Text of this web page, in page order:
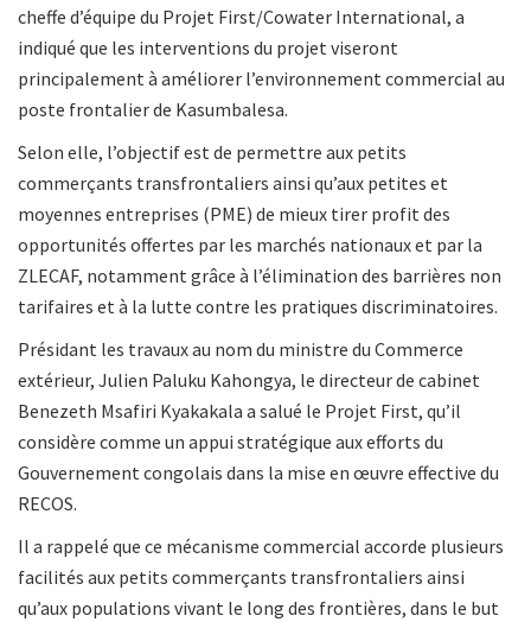
cheffe d’équipe du Projet First/Cowater International, a
indiqué que les interventions du projet viseront
principalement à améliorer l’environnement commercial au
poste frontalier de Kasumbalesa.
Selon elle, l’objectif est de permettre aux petits
commerçants transfrontaliers ainsi qu’aux petites et
moyennes entreprises (PME) de mieux tirer profit des
opportunités offertes par les marchés nationaux et par la
ZLECAF, notamment grâce à l’élimination des barrières non
tarifaires et à la lutte contre les pratiques discriminatoires.
Présidant les travaux au nom du ministre du Commerce
extérieur, Julien Paluku Kahongya, le directeur de cabinet
Benezeth Msafiri Kyakakala a salué le Projet First, qu’il
considère comme un appui stratégique aux efforts du
Gouvernement congolais dans la mise en œuvre effective du
RECOS.
Il a rappelé que ce mécanisme commercial accorde plusieurs
facilités aux petits commerçants transfrontaliers ainsi
qu’aux populations vivant le long des frontières, dans le but